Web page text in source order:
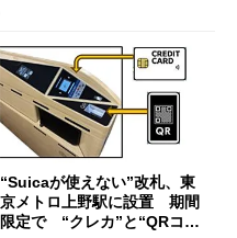
“Suicaが使えない”改札、東
京メトロ上野駅に設置 期間
限定で “クレカ”と“QRコー